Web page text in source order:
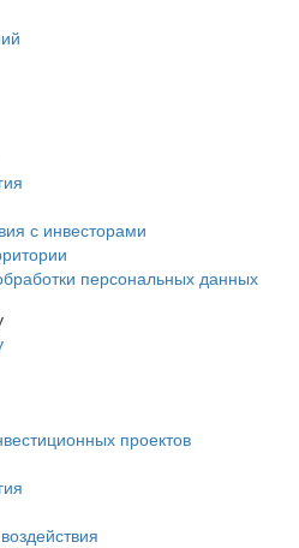
с инвесторами
персональных данных
проектов